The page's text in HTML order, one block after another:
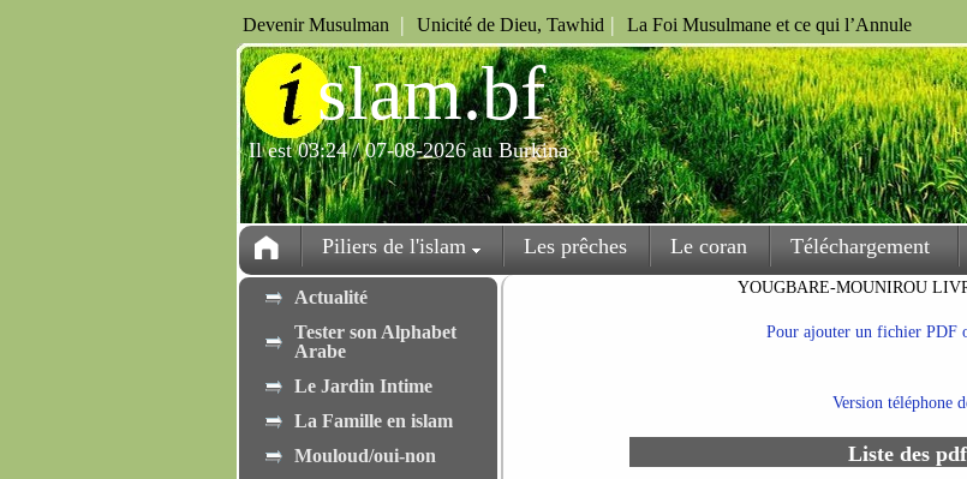
Devenir Musulman | Unicité de Dieu, Tawhid | La Foi Musulmane et ce qui l’Annule
islam.bf
Il est 03:24 / 07-08-2026 au Burkina
Piliers de l'islam Les prêches Le coran Téléchargement
Actualité
Tester son Alphabet
Arabe
Le Jardin Intime
La Famille en islam
Mouloud/oui-non
YOUGBARE-MOUNIROU
Pour ajouter un fichier PDF
Version téléphone
Liste des